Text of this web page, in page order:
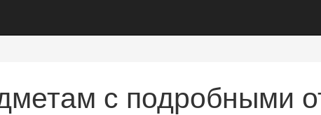
с подробными